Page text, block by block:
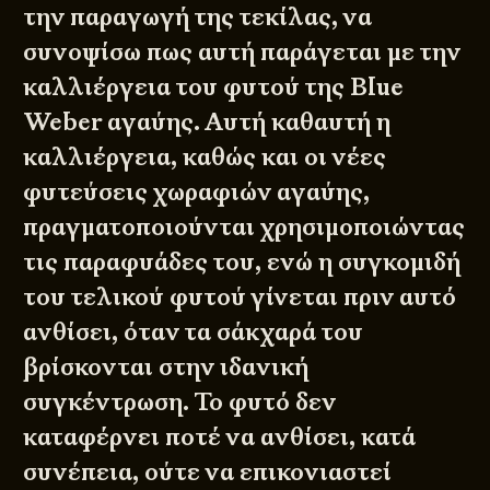
την παραγωγή της τεκίλας, να
συνοψίσω πως αυτή παράγεται με την
καλλιέργεια του φυτού της Blue
Weber αγαύης. Αυτή καθαυτή η
καλλιέργεια, καθώς και οι νέες
φυτεύσεις χωραφιών αγαύης,
πραγματοποιούνται χρησιμοποιώντας
τις παραφυάδες του, ενώ η συγκομιδή
του τελικού φυτού γίνεται πριν αυτό
ανθίσει, όταν τα σάκχαρά του
βρίσκονται στην ιδανική
συγκέντρωση. Το φυτό δεν
καταφέρνει ποτέ να ανθίσει, κατά
συνέπεια, ούτε να επικονιαστεί